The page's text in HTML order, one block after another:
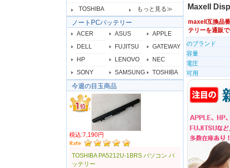
TOSHIBA
もっと見る≫
ノートPCバッテリー
ACER ASUS
APPLE
DELL
FUJITSU
GATEWAY
HP
LENOVO
NEC
SONY
SAMSUNG TOSHIBA
今週の目玉商品
税込:7,190円
TOSHIBA PA5212U-1BRS パソコン バ
ッテリー
Maxell
maxell互換品
テリーを通販で
のブランド
容量
電圧
可用